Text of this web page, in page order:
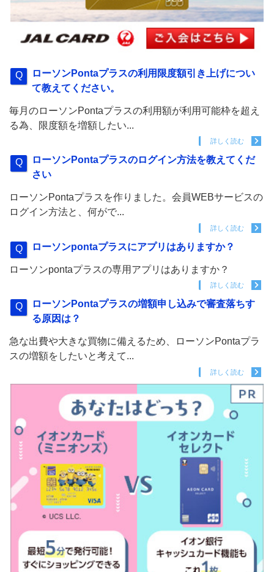
ローソンPontaプラスの利用限度額引き上げについ
て教えてください。
毎月のローソンPontaプラスの利用額が利用可能枠を超え
る為、限度額を増額したい...
詳しく読む
ローソンPontaプラスのログイン方法を教えてくだ
さい
ローソンPontaプラスを作りました。会員WEBサービスの
ログイン方法と、何がで...
詳しく読む
ローソンpontaプラスにアプリはありますか？
ローソンpontaプラスの専用アプリはありますか？
詳しく読む
ローソンPontaプラスの増額申し込みで審査落ちす
る原因は？
急な出費や大きな買物に備えるため、ローソンPontaプラ
スの増額をしたいと考えて...
詳しく読む